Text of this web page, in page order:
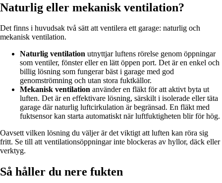
Naturlig eller mekanisk ventilation?
Det finns i huvudsak två sätt att ventilera ett garage: naturlig och
mekanisk ventilation.
Naturlig ventilation utnyttjar luftens rörelse genom öppningar
som ventiler, fönster eller en lätt öppen port. Det är en enkel och
billig lösning som fungerar bäst i garage med god
genomströmning och utan stora fuktkällor.
Mekanisk ventilation använder en fläkt för att aktivt byta ut
luften. Det är en effektivare lösning, särskilt i isolerade eller täta
garage där naturlig luftcirkulation är begränsad. En fläkt med
fuktsensor kan starta automatiskt när luftfuktigheten blir för hög.
Oavsett vilken lösning du väljer är det viktigt att luften kan röra sig
fritt. Se till att ventilationsöppningar inte blockeras av hyllor, däck eller
verktyg.
Så håller du nere fukten